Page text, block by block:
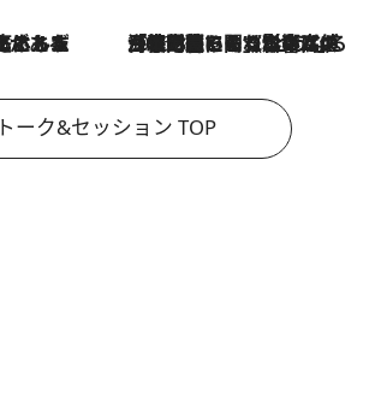
2026.8.3
「住宅建てられない…」「サーチャージ料の高値が続いている」ホルムズ海峡封鎖による影響はいつまで続く？《エネルギー専門家に聞く“どうなる日本の暮らし”》
トーク&セッション TOP